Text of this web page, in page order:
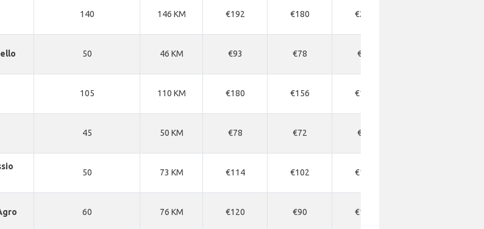
140 146 KM €192 €180 €216
50 46 KM €93 €78 €84
105 110 KM €180 €156 €162
45 50 KM €78 €72 €84
50 73 KM €114 €102 €126
60 76 KM €120 €90 €114